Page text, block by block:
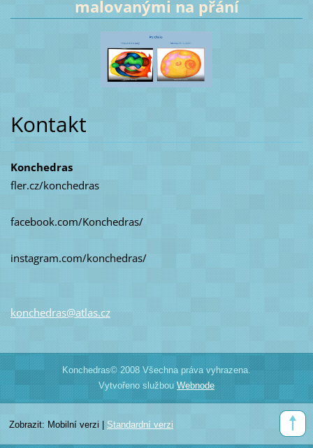
malovanými na přání
Kontakt
Konchedras
fler.cz/konchedras
facebook.com/Konchedras/
instagram.com/konchedras/
konchedras@atlas.cz
Konchedras© 2008 Všechna práva vyhrazena.
Vytvořeno službou Webnode
Zobrazit: Mobilní verzi Standardní verzi